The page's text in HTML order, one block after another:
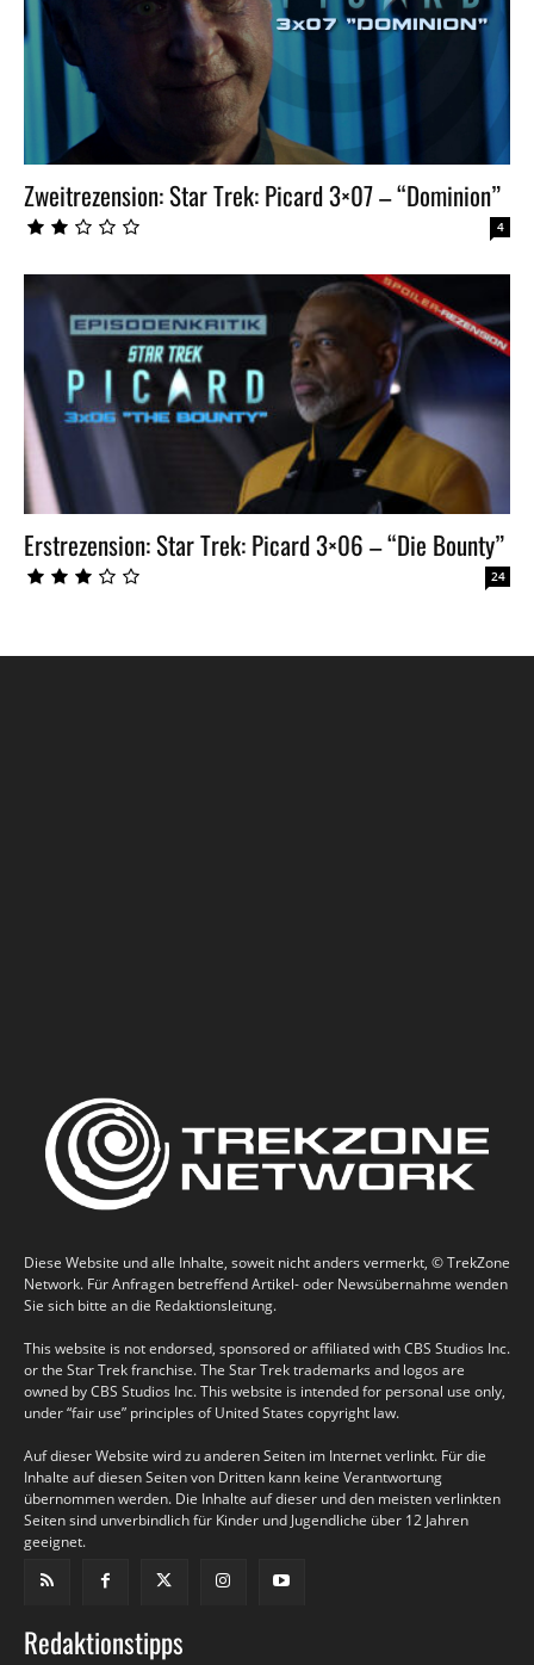
Zweitrezension: Star Trek: Picard 3×07 – “Dominion”
4
Erstrezension: Star Trek: Picard 3×06 – “Die Bounty”
24
Diese Website und alle Inhalte, soweit nicht anders vermerkt, © TrekZone
Network. Für Anfragen betreffend Artikel- oder Newsübernahme wenden
Sie sich bitte an die Redaktionsleitung.
This website is not endorsed, sponsored or affiliated with CBS Studios Inc.
or the Star Trek franchise. The Star Trek trademarks and logos are
owned by CBS Studios Inc. This website is intended for personal use only,
under “fair use” principles of United States copyright law.
Auf dieser Website wird zu anderen Seiten im Internet verlinkt. Für die
Inhalte auf diesen Seiten von Dritten kann keine Verantwortung
übernommen werden. Die Inhalte auf dieser und den meisten verlinkten
Seiten sind unverbindlich für Kinder und Jugendliche über 12 Jahren
geeignet.
Redaktionstipps